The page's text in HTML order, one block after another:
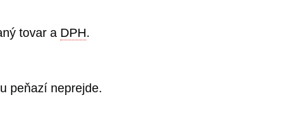
tovar a DPH.
peňazí neprejde.